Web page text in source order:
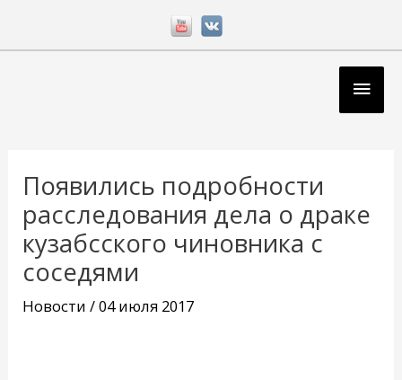
Появились подробности
расследования дела о драке
кузабсского чиновника с
соседями
Новости /04 июля 2017
записям